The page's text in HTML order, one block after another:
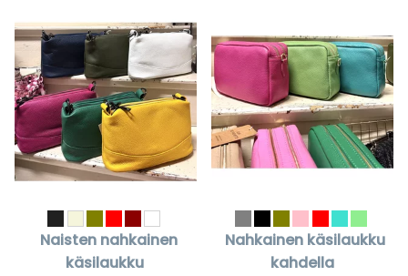
Naisten nahkainen
käsilaukku
Nahkainen käsilaukku
kahdella